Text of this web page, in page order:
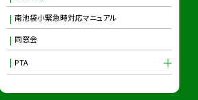
南池袋小緊急時対応マニュアル
同窓会
PTA